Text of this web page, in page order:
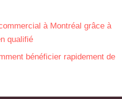
à Montréal grâce à
qualifié
bénéficier rapidement de